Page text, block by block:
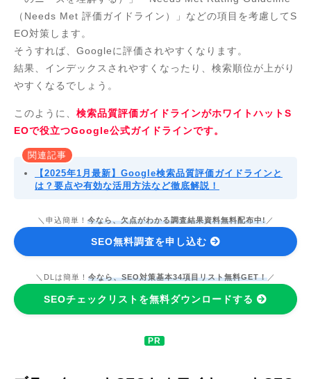
（Needs Met 評価ガイドライン）」などの項目を考慮してS
EO対策します。
そうすれば、Googleに評価されやすくなります。
結果、インデックスされやすくなったり、検索順位が上がり
やすくなるでしょう。
このように、 検索品質評価ガイドラインがホワイトハットS
EOで役立つGoogle公式ガイドラインです。
関連記事
【2025年1月最新】Google検索品質評価ガイドラインと
は？要点や有効な活用方法など徹底解説！
＼申込簡単！ 今なら、欠点がわかる調査結果資料無料配布中!／
SEO無料調査を申し込む
＼DLは簡単！ 今なら、SEO対策基本34項目リスト無料GET！ ／
SEOチェックリストを無料ダウンロードする